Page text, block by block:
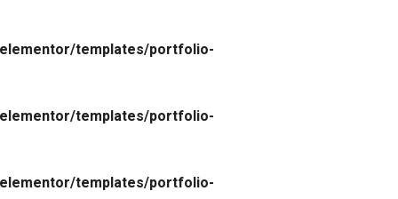
templates/portfolio-
templates/portfolio-
templates/portfolio-